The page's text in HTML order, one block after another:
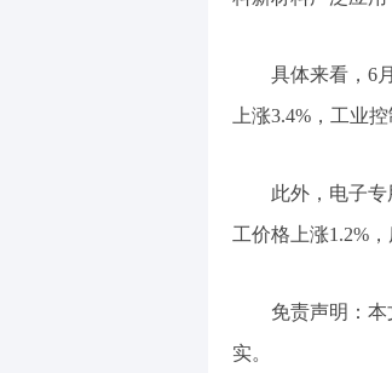
具体来看，6
上涨3.4%，工业
此外，电子
工价格上涨1.2%
免责声明：
实。